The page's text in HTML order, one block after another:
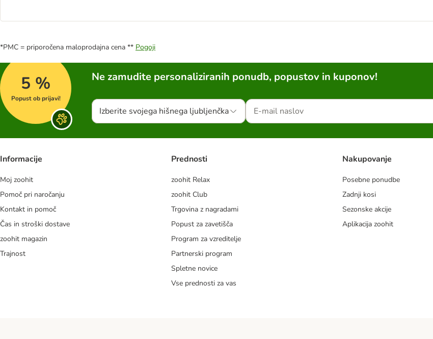
*PMC = priporočena maloprodajna cena ** Pogoji
5 %
Popust ob prijavi!
Ne zamudite personaliziranih ponudb, popustov in kuponov!
Izberite svojega hišnega ljubljenčka
Informacije
Moj zoohit
Pomoč pri naročanju
Kontakt in pomoč
Čas in stroški dostave
zoohit magazin
Trajnost
Prednosti
zoohit Relax
zoohit Club
Trgovina z nagradami
Popust za zavetišča
Program za vzreditelje
Partnerski program
Spletne novice
Vse prednosti za vas
Nakupovanje
Posebne ponudbe
Zadnji kosi
Sezonske akcije
Aplikacija zoohit